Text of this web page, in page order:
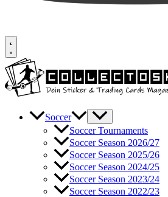
Soccer
Soccer Tournaments
Soccer Season 2026/27
Soccer Season 2025/26
Soccer Season 2024/25
Soccer Season 2023/24
Soccer Season 2022/23